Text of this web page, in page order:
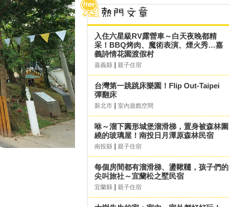
入住六星級RV露營車～白天夜晚都精
采！BBQ烤肉、魔術表演、煙火秀…嘉
義詩情花園渡假村
嘉義縣 親子住宿
台灣第一跳跳床樂園！Flip Out-Taipei
彈翻床
新北市 室內遊戲空間
咻～溜下圓形城堡溜滑梯，置身被森林圍
繞的玻璃屋！南投日月潭原森林民宿
南投縣 親子住宿
每個房間都有溜滑梯、盪鞦韆，孩子們的
尖叫旅社～宜蘭松之墅民宿
宜蘭縣 親子住宿